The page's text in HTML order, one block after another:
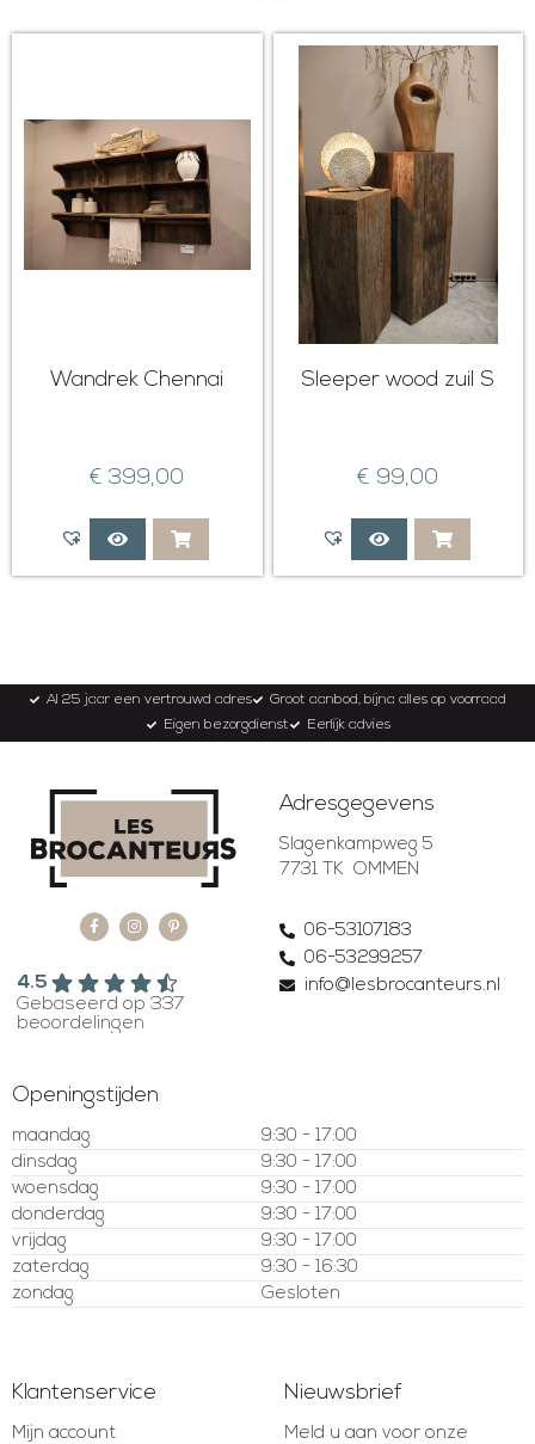
Wandrek Chennai
€ 399,00
Sleeper wood zuil S
€ 99,00
Al 25 jaar een vertrouwd adres
Groot aanbod, bijna alles op voorraad
Eigen bezorgdienst
Eerlijk advies
4.5
Gebaseerd op 337
beoordelingen
Adresgegevens
Slagenkampweg 5
7731 TK OMMEN
06-53107183
06-53299257
info@lesbrocanteurs.nl
Openingstijden
maandag
9:30 - 17:00
dinsdag
9:30 - 17:00
woensdag
9:30 - 17:00
donderdag
9:30 - 17:00
vrijdag
9:30 - 17:00
zaterdag
9:30 - 16:30
zondag
Gesloten
Klantenservice
Mijn account
Nieuwsbrief
Meld u aan voor onze